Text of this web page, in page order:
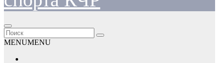
MENUMENU